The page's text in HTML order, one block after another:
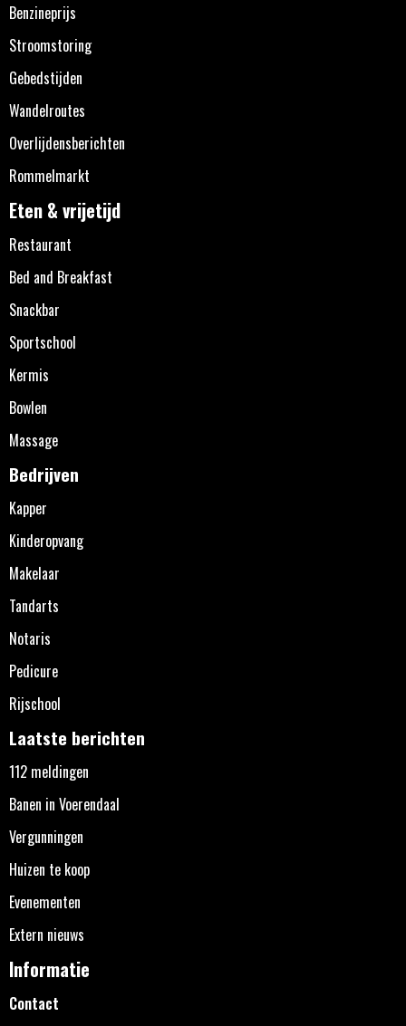
Benzineprijs
Stroomstoring
Gebedstijden
Wandelroutes
Overlijdensberichten
Rommelmarkt
Eten & vrijetijd
Restaurant
Bed and Breakfast
Snackbar
Sportschool
Kermis
Bowlen
Massage
Bedrijven
Kapper
Kinderopvang
Makelaar
Tandarts
Notaris
Pedicure
Rijschool
Laatste berichten
112 meldingen
Banen in Voerendaal
Vergunningen
Huizen te koop
Evenementen
Extern nieuws
Informatie
Contact